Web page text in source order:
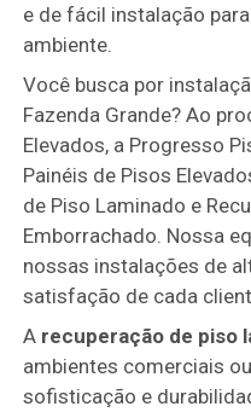
e de fácil instalação
ambiente.
Você busca por
Fazenda Grande? Ao
Elevados, a Progresso
Painéis de Pisos
de Piso Laminado e
Emborrachado. Nossa
nossas instalações de
satisfação de cada
A recuperação de piso
ambientes comerciais
sofisticação e